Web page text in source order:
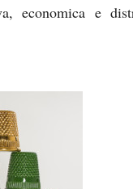
economica e